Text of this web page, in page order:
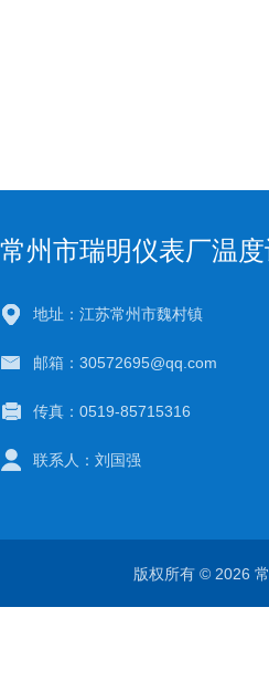
常州市瑞明仪表厂温
地址：江苏常州市魏村镇
邮箱：30572695@qq.com
传真：0519-85715316
联系人：刘国强
版权所有 © 2026